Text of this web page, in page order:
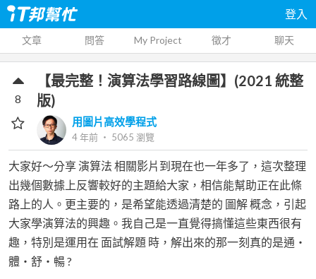
登入
文章 問答 My Project 徵才 聊天
【最完整！演算法學習路線圖】(2021 統整
版)
用圖片高效學程式
4 年前 ‧ 5065 瀏覽
8
大家好～分享 演算法 相關影片到現在也一年多了，這次整理
出幾個數據上反響較好的主題給大家，相信能幫助正在此條
路上的人。更主要的，是希望能透過清楚的 圖解 概念，引起
大家學演算法的興趣。我自己是一直覺得搞懂這些東西很有
趣，特別是運用在 面試解題 時，解出來的那一刻真的是通・
體・舒・暢 ?